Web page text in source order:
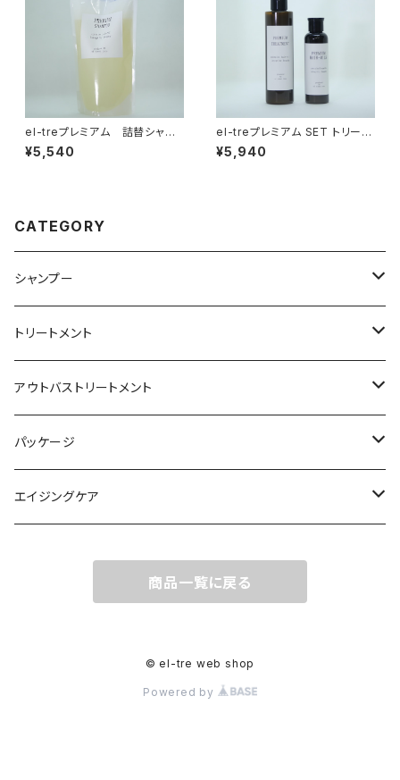
el-treプレミアム 詰替シャン
プー400ml
¥5,540
el-treプレミアム SET トリート
メント&アウトバスミルク
¥5,940
CATEGORY
シャンプー
el-treプレミアム
ハスモウ
トリートメント
el-treプレミアム
アウトバストリートメント
el-treプレミアム
パッケージ
el-treプレミアム
エイジングケア
スキャルプケア
商品一覧に戻る
© el-tre web shop
Powered by